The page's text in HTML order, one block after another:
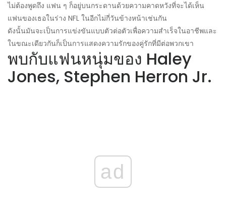
ไม่ต้องพูดถึง แฟน ๆ ก็อยู่บนกระดานด้วยความคาดหวังที่จะได้เห็น
แฟนของเธอในร่าง NFL ในอีกไม่กี่วันข้างหน้าเช่นกัน
ดังนั้นมันจะเป็นการแข่งขันแบบตัวต่อตัวเพื่อความสำเร็จในอาชีพและ
ในขณะเดียวกันก็เป็นการแสดงความรักของคู่รักที่มีต่อพวกเขา
พบกับแฟนหนุ่มของ Haley
Jones, Stephen Herron Jr.
ad